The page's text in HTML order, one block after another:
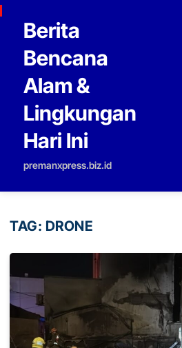
Skip to content
Berita
Bencana
Alam &
Lingkungan
Hari Ini
premanxpress.biz.id
TAG: DRONE